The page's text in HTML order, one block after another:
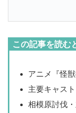
この記事を読む
アニメ『怪
主要キャス
相模原討伐